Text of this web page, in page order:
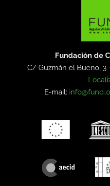
Fundación de
C/ Guzmán el Bueno, 3
E-mail: